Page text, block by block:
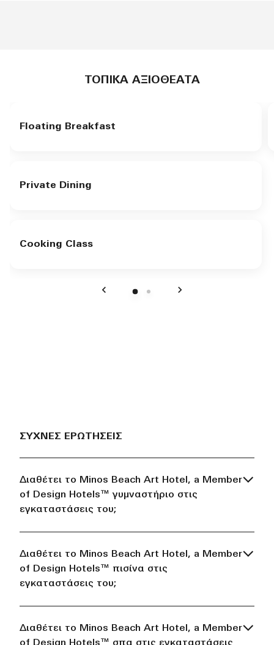
ΤΟΠΙΚΆ ΑΞΙΟΘΈΑΤΑ
Floating Breakfast
Private Dining
Cooking Class
ΣΥΧΝΈΣ ΕΡΩΤΉΣΕΙΣ
Διαθέτει το Minos Beach Art Hotel, a Member
of Design Hotels™ γυμναστήριο στις
εγκαταστάσεις του;
Διαθέτει το Minos Beach Art Hotel, a Member
of Design Hotels™ πισίνα στις
εγκαταστάσεις του;
Διαθέτει το Minos Beach Art Hotel, a Member